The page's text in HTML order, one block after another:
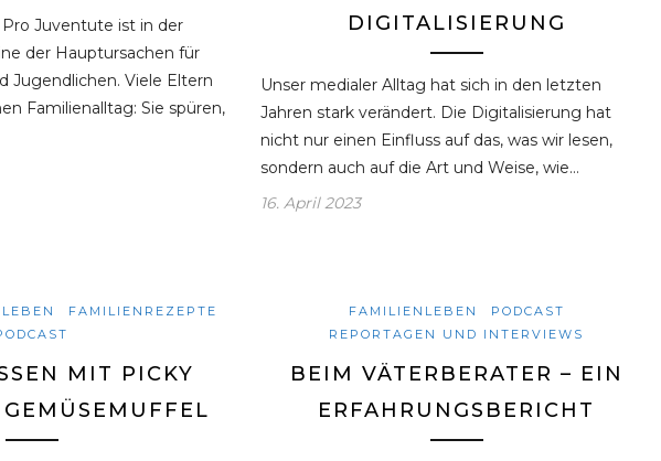
Juventute ist in der
der Hauptursachen für
Jugendlichen. Viele Eltern
Familienalltag: Sie spüren,
DIGITALISIERUNG
Unser medialer Alltag hat sich in den letzten
Jahren stark verändert. Die Digitalisierung hat
nicht nur einen Einfluss auf das, was wir lesen,
sondern auch auf die Art und Weise, wie…
16. April 2023
FAMILIENREZEPTE
MIT PICKY
FAMILIENLEBEN
PODCAST
REPORTAGEN UND INTERVIEWS
BEIM VÄTERBERATER – EIN
ERFAHRUNGSBERICHT